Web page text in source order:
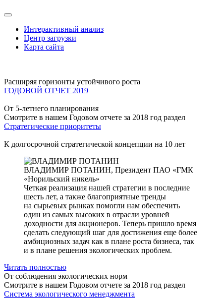
Интерактивный анализ
Центр загрузки
Карта сайта
Расширяя горизонты устойчивого роста
ГОДОВОЙ ОТЧЕТ 2019
От 5-летнего планирования
Смотрите в нашем Годовом отчете за 2018 год раздел
Стратегические приоритеты
К долгосрочной стратегической концепции на 10 лет
ВЛАДИМИР ПОТАНИН, Президент ПАО «ГМК
«Норильский никель»
Четкая реализация нашей стратегии в последние
шесть лет, а также благоприятные тренды
на сырьевых рынках помогли нам обеспечить
один из самых высоких в отрасли уровней
доходности для акционеров. Теперь пришло время
сделать следующий шаг для достижения еще более
амбициозных задач как в плане роста бизнеса, так
и в плане решения экологических проблем.
Читать полностью
От соблюдения экологических норм
Смотрите в нашем Годовом отчете за 2018 год раздел
Система экологического менеджмента